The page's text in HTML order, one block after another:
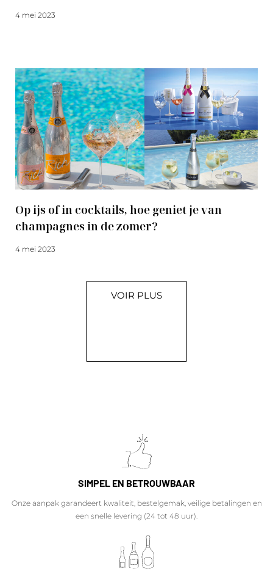
4 mei 2023
Op ijs of in cocktails, hoe geniet je van
champagnes in de zomer?
4 mei 2023
VOIR PLUS
SIMPEL EN BETROUWBAAR
Onze aanpak garandeert kwaliteit, bestelgemak, veilige betalingen en
een snelle levering (24 tot 48 uur).